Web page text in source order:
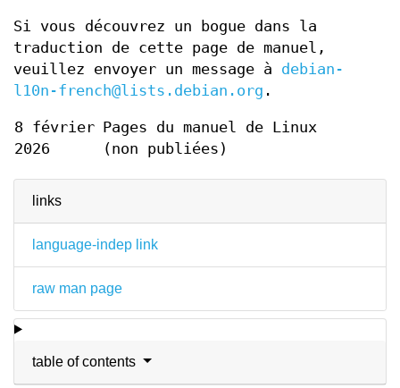
links
language-indep link
raw man page
table of contents
Si vous découvrez un bogue dans la
traduction de cette page de manuel,
veuillez envoyer un message à debian-
l10n-french@lists.debian.org .
8 février
2026
Pages du manuel de Linux
(non publiées)